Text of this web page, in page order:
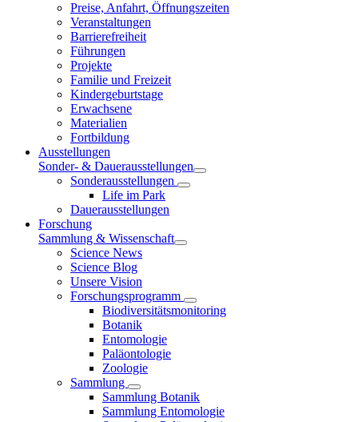
Preise, Anfahrt, Öffnungszeiten
Veranstaltungen
Barrierefreiheit
Führungen
Projekte
Familie und Freizeit
Kindergeburtstage
Erwachsene
Materialien
Fortbildung
Ausstellungen
Sonder- & Dauerausstellungen
Sonderausstellungen
Life im Park
Dauerausstellungen
Forschung
Sammlung & Wissenschaft
Science News
Science Blog
Unsere Vision
Forschungsprogramm
Biodiversitätsmonitoring
Botanik
Entomologie
Paläontologie
Zoologie
Sammlung
Sammlung Botanik
Sammlung Entomologie